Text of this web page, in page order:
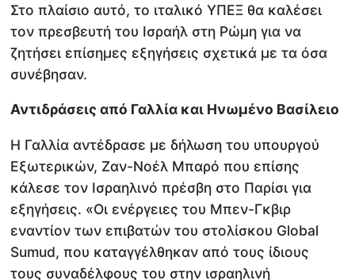
Στο πλαίσιο αυτό, το ιταλικό ΥΠΕΞ θα καλέσει
τον πρεσβευτή του Ισραήλ στη Ρώμη για να
ζητήσει επίσημες εξηγήσεις σχετικά με τα όσα
συνέβησαν.
Αντιδράσεις από Γαλλία και Ηνωμένο Βασίλειο
Η Γαλλία αντέδρασε με δήλωση του υπουργού
Εξωτερικών, Ζαν-Νοέλ Μπαρό που επίσης
κάλεσε τον Ισραηλινό πρέσβη στο Παρίσι για
εξηγήσεις. «Οι ενέργειες του Μπεν-Γκβιρ
εναντίον των επιβατών του στολίσκου Global
Sumud, που καταγγέλθηκαν από τους ίδιους
τους συναδέλφους του στην ισραηλινή